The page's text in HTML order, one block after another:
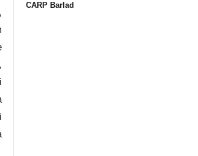
CARP Barlad